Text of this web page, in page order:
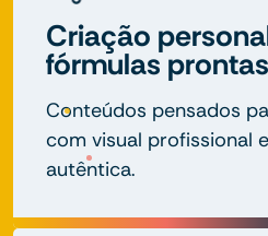
Criação
fórmulas prontas
Conteúdos pensados
com visual profissional
autêntica.